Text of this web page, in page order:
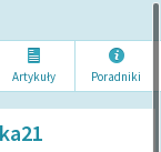
Artykuły Poradniki